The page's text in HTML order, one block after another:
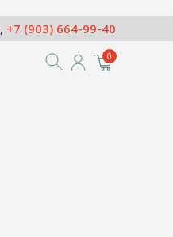
, +7 (903) 664-99-40
0